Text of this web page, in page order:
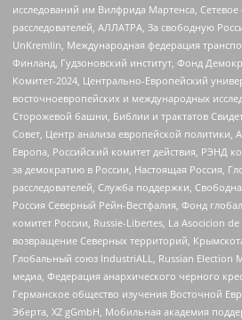
исследований им Вилфрида Мартенса,
расследователей, АЛЛАТРА, За свободную
UnKremlin, Международная федерация
Финланд, Гудзоновский институт, Фонд
Комитет-2024, Центрально-Европейский
восточноевропейских и международных
Сторожевой башни, Библии и трактатов
Совет, Центр анализа европейской политики,
Европа, Российский комитет действия, РЭНД
за демократию в России, Настоящая Россия,
расследователей, Служба поддержки,
Россия Северный Рейн-Вестфалия, Фонд
комитет России, Russie-Libertes, La Asocicion
возвращение Северных территорий,
Глобальный союз IndustriALL, Russian Election
медиа, Федерация анархического черного
Германское общество изучения Восточной
Эберта, XZ gGmbH, Мобильная академия